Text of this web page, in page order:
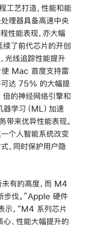
工艺打造，性能和能
理器具备高速中央
性能表现，亦大幅
续了前代芯片的开创
光线追踪性能提升
Mac 首度支持雷
可达 75% 的大幅提
倍的神经网络引擎和
学习（ML）加速
带来优异性能表现。
一个人智能系统改变
，同时保护用户隐
有的高度，而 M4
伐。”Apple 硬件
，“M4 系列芯片
、性能大幅提升的